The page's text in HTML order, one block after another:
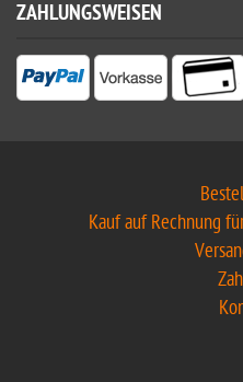
ZAHLUNGSWEISEN
Kauf auf Rechnung